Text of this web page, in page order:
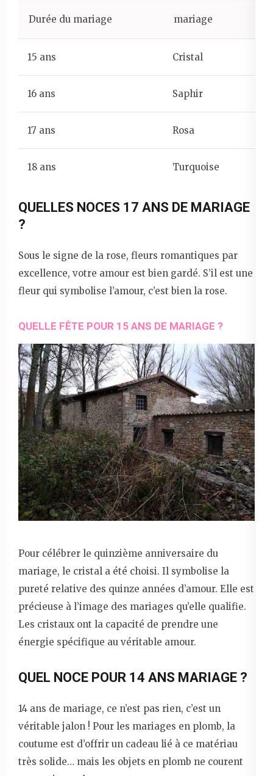
Durée du mariage mariage
15 ans Cristal
16 ans Saphir
17 ans Rosa
18 ans Turquoise
QUELLES NOCES 17 ANS DE MARIAGE
?
Sous le signe de la rose, fleurs romantiques par
excellence, votre amour est bien gardé. S’il est une
fleur qui symbolise l’amour, c’est bien la rose.
QUELLE FÊTE POUR 15 ANS DE MARIAGE ?
Pour célébrer le quinzième anniversaire du
mariage, le cristal a été choisi. Il symbolise la
pureté relative des quinze années d’amour. Elle est
précieuse à l’image des mariages qu’elle qualifie.
Les cristaux ont la capacité de prendre une
énergie spécifique au véritable amour.
QUEL NOCE POUR 14 ANS MARIAGE ?
14 ans de mariage, ce n’est pas rien, c’est un
véritable jalon ! Pour les mariages en plomb, la
coutume est d’offrir un cadeau lié à ce matériau
très solide… mais les objets en plomb ne courent